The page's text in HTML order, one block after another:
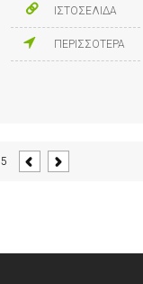
ΙΣΤΟΣΕΛΙΔΑ
ΠΕΡΙΣΣΟΤΕΡΑ
5